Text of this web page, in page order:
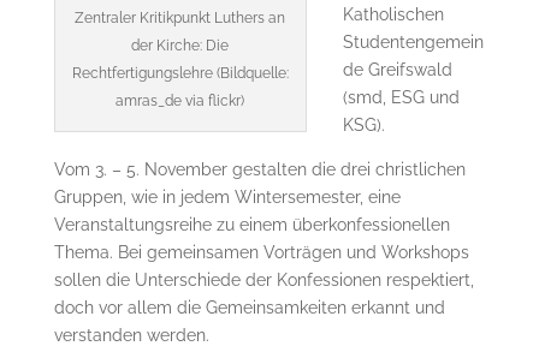
Zentraler Kritikpunkt Luthers an
der Kirche: Die
Rechtfertigungslehre (Bildquelle:
amras_de via flickr)
Katholischen
Studentengemein
de Greifswald
(smd, ESG und
KSG).
Vom 3. – 5. November gestalten die drei christlichen
Gruppen, wie in jedem Wintersemester, eine
Veranstaltungsreihe zu einem überkonfessionellen
Thema. Bei gemeinsamen Vorträgen und Workshops
sollen die Unterschiede der Konfessionen respektiert,
doch vor allem die Gemeinsamkeiten erkannt und
verstanden werden.